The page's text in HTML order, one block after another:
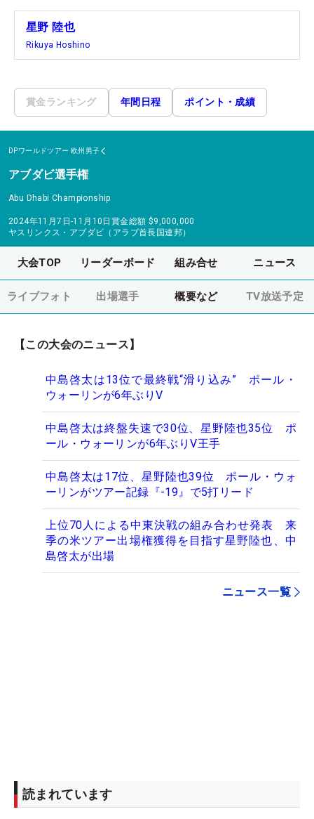
星野 陸也
Rikuya Hoshino
賞金ランキング 年間日程 ポイント・成績
DPワールドツアー 欧州男子
アブダビ選手権
Abu Dhabi Championship
2024年11月7日-11月10日 賞金総額 $9,000,000
ヤスリンクス・アブダビ（アラブ首長国連邦）
大会TOP リーダーボード 組み合せ ニュース
ライブフォト 出場選手 概要など TV放送予定
【この大会のニュース】
中島啓太は13位で最終戦“滑り込み” ポール・
ウォーリンが6年ぶりV
中島啓太は終盤失速で30位、星野陸也35位 ポ
ール・ウォーリンが6年ぶりV王手
中島啓太は17位、星野陸也39位 ポール・ウォ
ーリンがツアー記録『-19』で5打リード
上位70人による中東決戦の組み合わせ発表 来
季の米ツアー出場権獲得を目指す星野陸也、中
島啓太が出場
ニュース一覧
読まれています